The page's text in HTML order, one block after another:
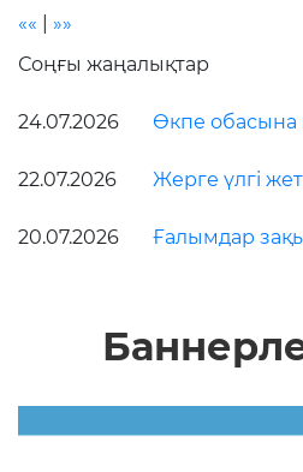
««
»»
Соңғы жаңалықтар
24.07.2026 Өкпе обасына
22.07.2026 Жерге үлгі
20.07.2026 Ғалымдар